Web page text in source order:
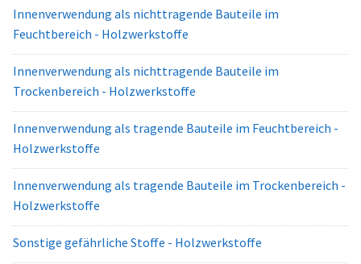
Innenverwendung als nichttragende Bauteile im
Feuchtbereich - Holzwerkstoffe
Innenverwendung als nichttragende Bauteile im
Trockenbereich - Holzwerkstoffe
Innenverwendung als tragende Bauteile im Feuchtbereich -
Holzwerkstoffe
Innenverwendung als tragende Bauteile im Trockenbereich -
Holzwerkstoffe
Sonstige gefährliche Stoffe - Holzwerkstoffe